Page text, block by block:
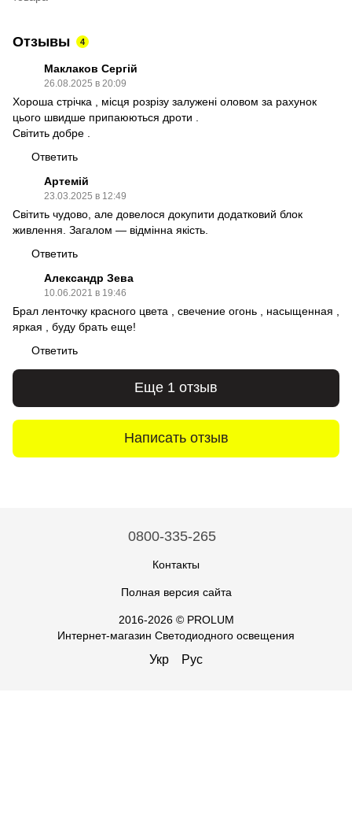
Отзывы 4
Маклаков Сергій
26.08.2025 в 20:09
Хороша стрічка , місця розрізу залужені оловом за рахунок
цього швидше припаюються дроти .
Світить добре .
Ответить
Артемій
23.03.2025 в 12:49
Світить чудово, але довелося докупити додатковий блок
живлення. Загалом — відмінна якість.
Ответить
Александр Зева
10.06.2021 в 19:46
Брал ленточку красного цвета , свечение огонь , насыщенная ,
яркая , буду брать еще!
Ответить
Еще 1 отзыв
Написать отзыв
0800-335-265
Контакты
Полная версия сайта
2016-2026 © PROLUM
Интернет-магазин Светодиодного освещения
Укр Рус